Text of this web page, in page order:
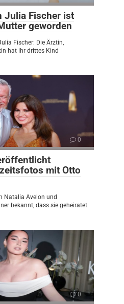
Julia Fischer ist
geworden
Fischer: Die Ärztin,
hat ihr drittes Kind
0
mit Otto
Natalia Avelon und
bekannt, dass sie geheiratet
0